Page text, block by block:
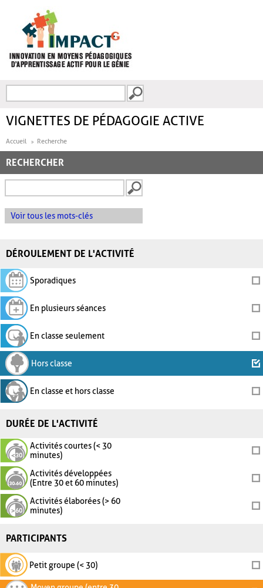
FORMULAIRE DE
VIGNETTES DE PÉDAGOGIE ACTIVE
Accueil Recherche
RECHERCHER
Voir tous les mots-clés
DÉROULEMENT DE L'ACTIVITÉ
Sporadiques
En plusieurs séances
En classe seulement
Hors classe
En classe et hors classe
DURÉE DE L'ACTIVITÉ
Activités courtes (< 30
minutes)
Activités développées
(Entre 30 et 60 minutes)
Activités élaborées (> 60
minutes)
PARTICIPANTS
Petit groupe (< 30)